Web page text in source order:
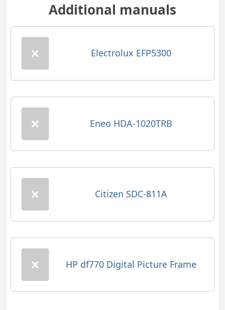
Additional manuals
Electrolux EFP5300
Eneo HDA-1020TRB
Citizen SDC-811A
HP df770 Digital Picture Frame